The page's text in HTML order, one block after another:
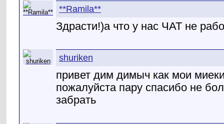
**Ramila**
Здрасти!)а что у нас ЧАТ не
shuriken
привет дим димыч как мои
пожалуйста пару спасибо не
забрать